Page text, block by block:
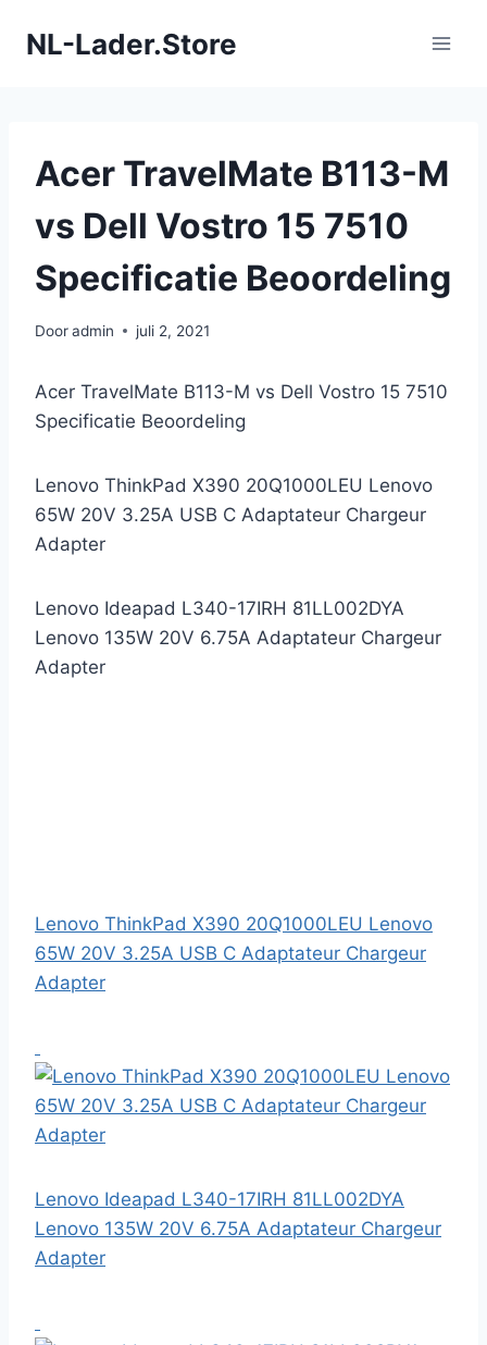
naarNL-Lader.Store
Acer TravelMate B113-M
vs Dell Vostro 15 7510
Specificatie Beoordeling
Dooradmin juli 2, 2021
Acer TravelMate B113-M vs Dell Vostro 15 7510
Specificatie Beoordeling
Lenovo ThinkPad X390 20Q1000LEU Lenovo
65W 20V 3.25A USB C Adaptateur Chargeur
Adapter
Lenovo Ideapad L340-17IRH 81LL002DYA
Lenovo 135W 20V 6.75A Adaptateur Chargeur
Adapter
Lenovo ThinkPad X390 20Q1000LEU Lenovo
65W 20V 3.25A USB C Adaptateur Chargeur
Adapter
Lenovo Ideapad L340-17IRH 81LL002DYA
Lenovo 135W 20V 6.75A Adaptateur Chargeur
Adapter